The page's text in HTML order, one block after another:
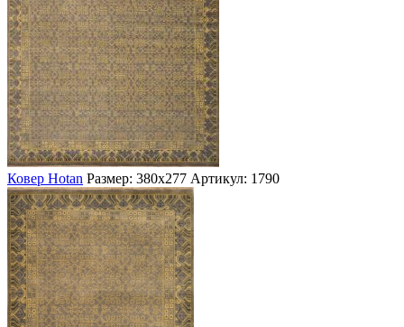
Ковер Hotan Размер: 380х277 Артикул: 1790